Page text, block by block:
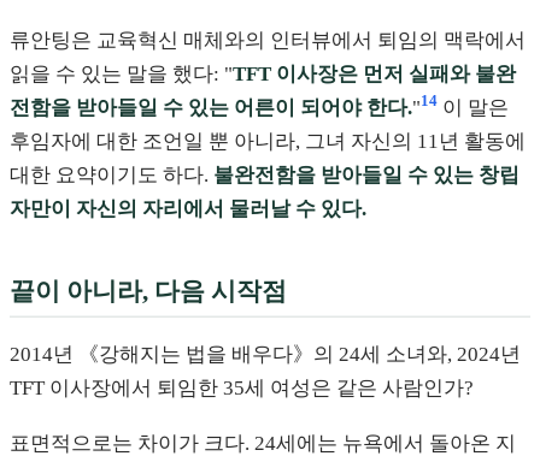
류안팅은 교육혁신 매체와의 인터뷰에서 퇴임의 맥락에서
읽을 수 있는 말을 했다: "TFT 이사장은 먼저 실패와 불완
전함을 받아들일 수 있는 어른이 되어야 한다."14 이 말은
후임자에 대한 조언일 뿐 아니라, 그녀 자신의 11년 활동에
대한 요약이기도 하다. 불완전함을 받아들일 수 있는 창립
자만이 자신의 자리에서 물러날 수 있다.
끝이 아니라, 다음 시작점
2014년 《강해지는 법을 배우다》의 24세 소녀와, 2024년
TFT 이사장에서 퇴임한 35세 여성은 같은 사람인가?
표면적으로는 차이가 크다. 24세에는 뉴욕에서 돌아온 지